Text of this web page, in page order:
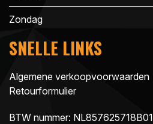
Zondag
SNELLE LINKS
Algemene verkoopvoorwaarden
Retourformulier
BTW nummer: NL857625718B01